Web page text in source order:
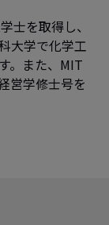
士を取得し、
大学で化学工
。また、MIT
営学修士号を